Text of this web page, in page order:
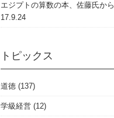
エジプトの算数の本、佐藤氏から
17.9.24
トピックス
道徳 (137)
学級経営 (12)